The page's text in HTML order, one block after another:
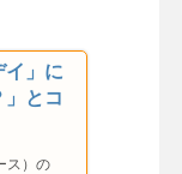
イ」に
とコ
ス）の